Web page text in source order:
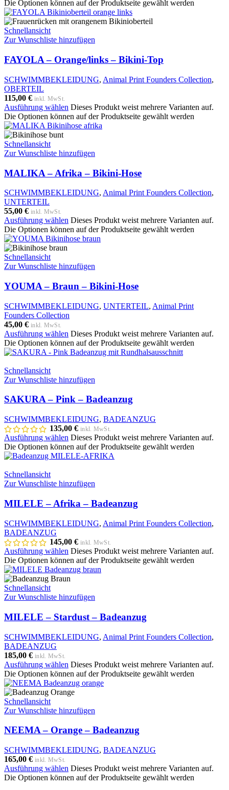
Die Optionen können auf der Produktseite gewählt werden
Schnellansicht
Zur Wunschliste hinzufügen
FAYOLA – Orange/links – Bikini-Top
SCHWIMMBEKLEIDUNG, Animal Print Founders Collection,
OBERTEIL
115,00 € inkl. MwSt.
Ausführung wählen Dieses Produkt weist mehrere Varianten auf.
Die Optionen können auf der Produktseite gewählt werden
Schnellansicht
Zur Wunschliste hinzufügen
MALIKA – Afrika – Bikini-Hose
SCHWIMMBEKLEIDUNG, Animal Print Founders Collection,
UNTERTEIL
55,00 € inkl. MwSt.
Ausführung wählen Dieses Produkt weist mehrere Varianten auf.
Die Optionen können auf der Produktseite gewählt werden
Schnellansicht
Zur Wunschliste hinzufügen
YOUMA – Braun – Bikini-Hose
SCHWIMMBEKLEIDUNG, UNTERTEIL, Animal Print
Founders Collection
45,00 € inkl. MwSt.
Ausführung wählen Dieses Produkt weist mehrere Varianten auf.
Die Optionen können auf der Produktseite gewählt werden
Schnellansicht
Zur Wunschliste hinzufügen
SAKURA – Pink – Badeanzug
SCHWIMMBEKLEIDUNG, BADEANZUG
135,00 € inkl. MwSt.
Ausführung wählen Dieses Produkt weist mehrere Varianten auf.
Die Optionen können auf der Produktseite gewählt werden
Schnellansicht
Zur Wunschliste hinzufügen
MILELE – Afrika – Badeanzug
SCHWIMMBEKLEIDUNG, Animal Print Founders Collection,
BADEANZUG
145,00 € inkl. MwSt.
Ausführung wählen Dieses Produkt weist mehrere Varianten auf.
Die Optionen können auf der Produktseite gewählt werden
Schnellansicht
Zur Wunschliste hinzufügen
MILELE – Stardust – Badeanzug
SCHWIMMBEKLEIDUNG, Animal Print Founders Collection,
BADEANZUG
185,00 € inkl. MwSt.
Ausführung wählen Dieses Produkt weist mehrere Varianten auf.
Die Optionen können auf der Produktseite gewählt werden
Schnellansicht
Zur Wunschliste hinzufügen
NEEMA – Orange – Badeanzug
SCHWIMMBEKLEIDUNG, BADEANZUG
165,00 € inkl. MwSt.
Ausführung wählen Dieses Produkt weist mehrere Varianten auf.
Die Optionen können auf der Produktseite gewählt werden